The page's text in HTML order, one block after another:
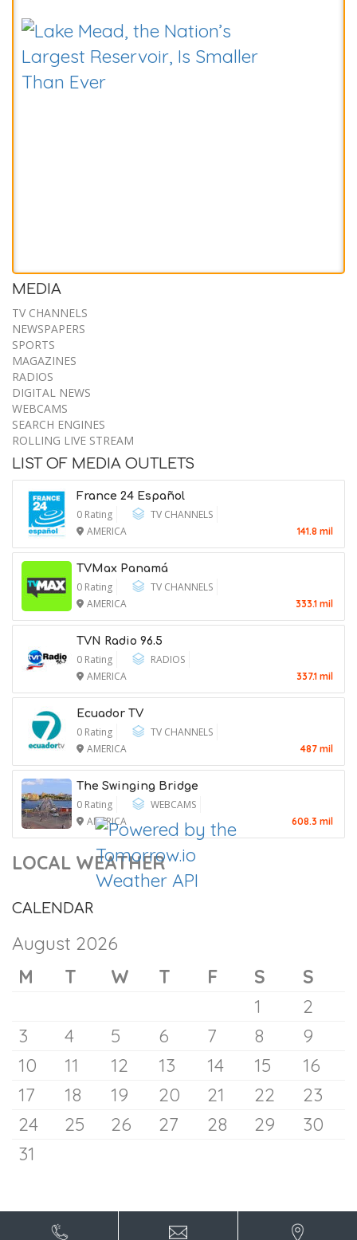
Obama and Abdul El-Sayed Discuss
Unity After Michigan Senate Primary
10 August 2026
Michigan Senate Candidate, a
Former Trump Critic, Shifts Toward
Election Skepticism
10 August 2026
A Democrat Sounds the Alarm on
Christian Nationalism in Congress
9 August 2026
House Counsel
MEDIA
TV CHANNELS
NEWSPAPERS
SPORTS
MAGAZINES
RADIOS
DIGITAL NEWS
WEBCAMS
SEARCH ENGINES
ROLLING LIVE STREAM
LIST OF MEDIA OUTLETS
France 24 Español
0 Rating
TV CHANNELS
AMERICA
141.8 mil
TVMax Panamá
0 Rating
TV CHANNELS
AMERICA
333.1 mil
TVN Radio 96.5
0 Rating
RADIOS
AMERICA
337.1 mil
Ecuador TV
0 Rating
TV CHANNELS
AMERICA
487 mil
The Swinging Bridge
0 Rating
WEBCAMS
AMERICA
608.3 mil
LOCAL WEATHER
CALENDAR
August 2026
M
T W T F S
S
1
2
3
4 5 6 7 8
9
10
11 12 13 14 15
16
17
18 19 20 21 22
23
24
25 26 27 28 29
30
31